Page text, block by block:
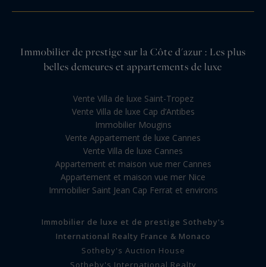
Immobilier de prestige sur la Côte d'azur : Les plus
belles demeures et appartements de luxe
Vente Villa de luxe Saint-Tropez
Vente Villa de luxe Cap d’Antibes
Immobilier Mougins
Vente Appartement de luxe Cannes
Vente Villa de luxe Cannes
Appartement et maison vue mer Cannes
Appartement et maison vue mer Nice
Immobilier Saint Jean Cap Ferrat et environs
Immobilier de luxe et de prestige Sotheby's
International Realty France & Monaco
Sotheby's Auction House
Sotheby's International Realty